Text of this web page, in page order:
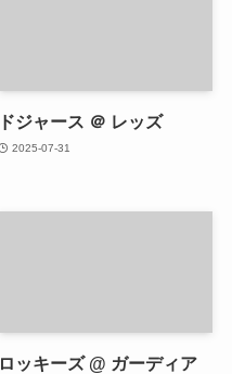
ドジャース ＠ レッズ
2025-07-31
ロッキーズ @ ガーディア